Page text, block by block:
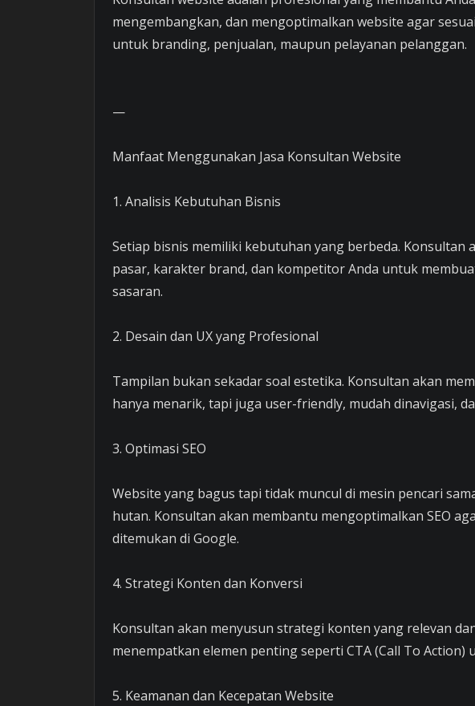
mengembangkan, dan mengoptimalkan website agar
untuk branding, penjualan, maupun pelayanan pelanggan.
—
Manfaat Menggunakan Jasa Konsultan Website
1. Analisis Kebutuhan Bisnis
Setiap bisnis memiliki kebutuhan yang berbeda. Konsultan
pasar, karakter brand, dan kompetitor Anda untuk
sasaran.
2. Desain dan UX yang Profesional
Tampilan bukan sekadar soal estetika. Konsultan akan
hanya menarik, tapi juga user-friendly, mudah dinavigasi,
3. Optimasi SEO
Website yang bagus tapi tidak muncul di mesin pencari
hutan. Konsultan akan membantu mengoptimalkan SEO
ditemukan di Google.
4. Strategi Konten dan Konversi
Konsultan akan menyusun strategi konten yang relevan
menempatkan elemen penting seperti CTA (Call To
5. Keamanan dan Kecepatan Website